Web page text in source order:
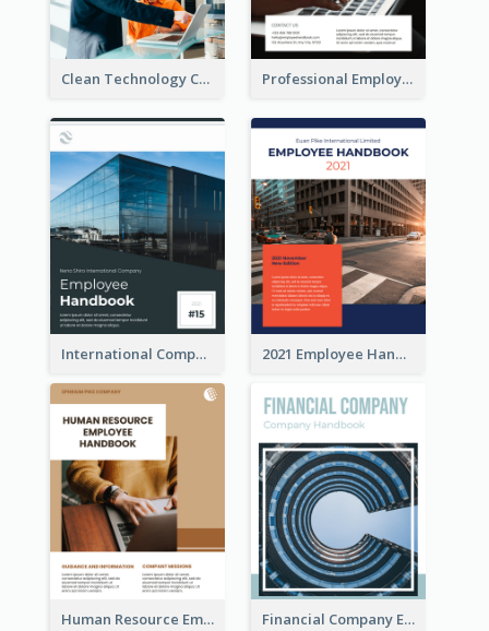
Clean Technology Company Handbook Professional Employee Handbook
International Company Handbook 2021 Employee Handbook
Human Resource Employee Handbook Financial Company Employee Handbook